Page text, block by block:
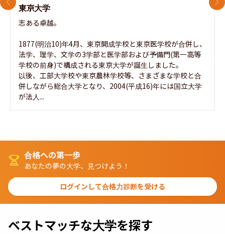
東京大学
志ある卓越。
1877(明治10)年4月、東京開成学校と東京医学校が合併し、
法学、理学、文学の3学部と医学部および予備門(第一高等
学校の前身)で構成される東京大学が誕生しました。
以後、工部大学校や東京農林学校等、さまざまな学校と合
併しながら総合大学となり、2004(平成16)年には国立大学
が法人...
前のスライド 次
合格への第一歩
あなたの夢の大学、見つけよう！
ログインして合格力診断を受ける
ベストマッチな大学を探す